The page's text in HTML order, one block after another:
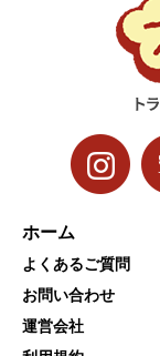
ホーム
よくあるご質問
お問い合わせ
運営会社